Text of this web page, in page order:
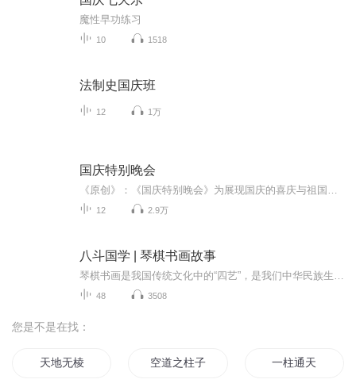
魔性早功练习
10 1518
法制史国庆班
12 1万
国庆特别晚会
12 2.9万
八斗国学 | 琴棋书画故事
48 3508
您是不是在找：
天地无棱 空道之柱子 一柱通天